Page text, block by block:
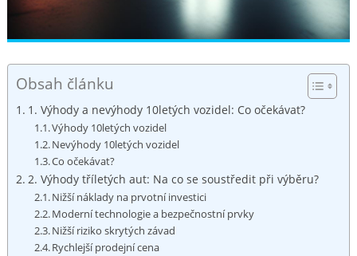
Obsah článku
1. Výhody⁤ a nevýhody 10letých vozidel: Co ⁤očekávat?
Výhody 10letých vozidel
Nevýhody 10letých vozidel
Co očekávat?
2. Výhody tříletých aut: Na co se ⁢soustředit ⁤při výběru?
Nižší‌ náklady na prvotní investici
Moderní technologie a ⁣bezpečnostní prvky
Nižší ⁣riziko skrytých ⁢závad
Rychlejší ‌prodejní cena